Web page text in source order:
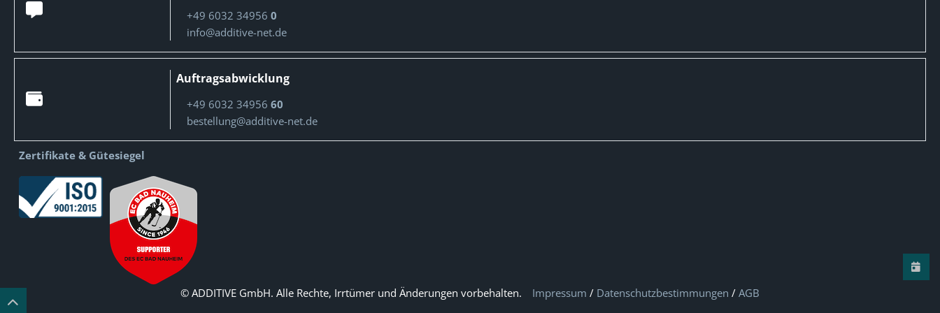
+49 6032 349560
info@additive-net.de
Auftragsabwicklung
+49 6032 3495660
bestellung@additive-net.de
Zertifikate & Gütesiegel
© ADDITIVE GmbH. Alle Rechte, Irrtümer und Änderungen vorbehalten. Impressum / Datenschutzbestimmungen /AGB